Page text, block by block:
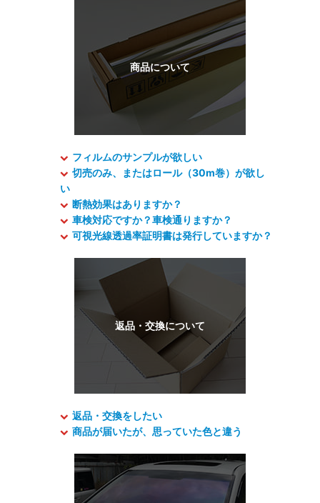
フィルムのサンプルが欲しい
切売のみ、またはロール（30m巻）が欲し
い
断熱効果はありますか？
車検対応ですか？車検通りますか？
可視光線透過率証明書は発行していますか？
返品・交換をしたい
商品が届いたが、思っていた色と違う